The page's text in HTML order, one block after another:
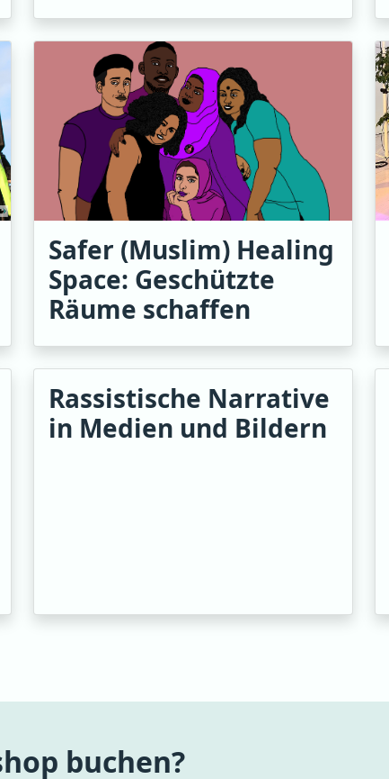
Safer (Muslim) Healing
Space: Geschützte
Räume schaffen
Rassistische Narrative
in Medien und Bildern
buchen?